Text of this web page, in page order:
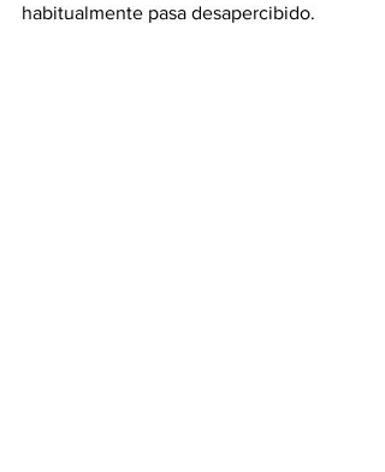
habitualmente pasa desapercibido.